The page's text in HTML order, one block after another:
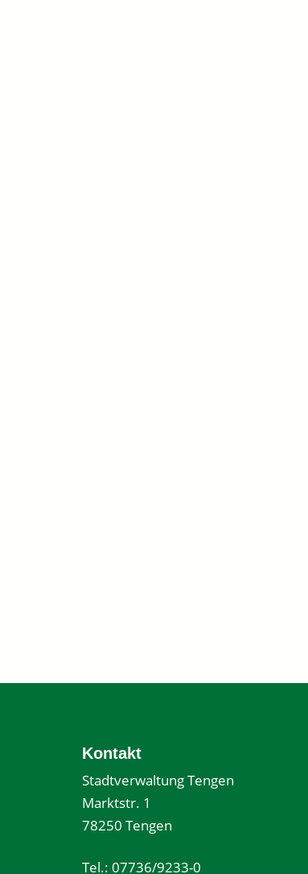
Kontakt
Stadtverwaltung Tengen
Marktstr. 1
78250 Tengen
Tel.: 07736/9233-0